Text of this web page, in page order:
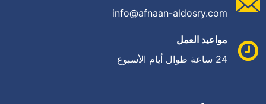
info@afnaan-aldosry.com
مواعيد العمل
24 ساعة طوال أيام الأسبوع